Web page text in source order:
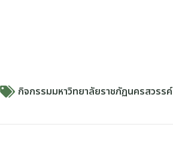
กิจกรรมมหาวิทยาลัยราชภัฏนครสวรรค์